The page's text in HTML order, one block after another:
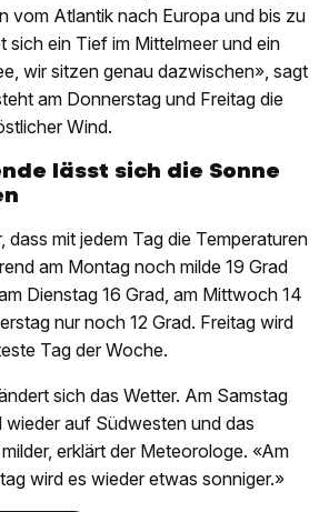
vom Atlantik nach Europa und bis zu
sich ein Tief im Mittelmeer und ein
wir sitzen genau dazwischen», sagt
am Donnerstag und Freitag die
Wind.
lässt sich die Sonne
dass mit jedem Tag die Temperaturen
am Montag noch milde 19 Grad
Dienstag 16 Grad, am Mittwoch 14
nur noch 12 Grad. Freitag wird
Tag der Woche.
sich das Wetter. Am Samstag
wieder auf Südwesten und das
erklärt der Meteorologe. «Am
wird es wieder etwas sonniger.»